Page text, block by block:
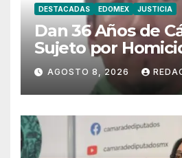
DESTACADAS EDOMEX JUSTICIA
Dan 36 Años de
Sujeto por
Tecámac
AGOSTO 8, 2026